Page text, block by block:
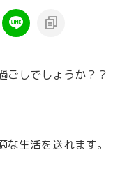
ごしでしょうか？？
生活を送れます。